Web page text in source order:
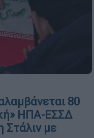
80
ΗΠΑ-ΕΣΣΔ
Στάλιν με